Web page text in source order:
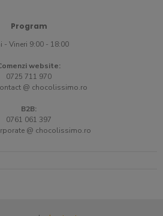
Program
- Vineri 9:00 - 18:00
website:
0725 711 970
@ chocolissimo.ro
B2B:
0761 061 397
@ chocolissimo.ro